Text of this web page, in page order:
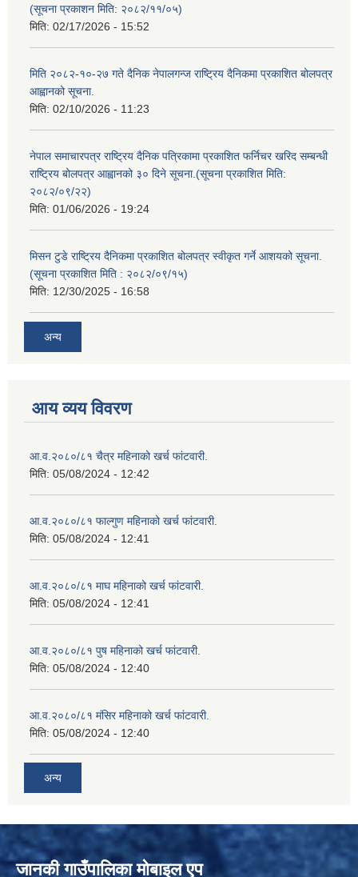
(सूचना प्रकाशन मिति: २०८२/११/०५)
मिति: 02/17/2026 - 15:52
मिति २०८२-१०-२७ गते दैनिक नेपालगन्ज राष्ट्रिय दैनिकमा प्रकाशित बोलपत्र
आह्वानको सूचना.
मिति: 02/10/2026 - 11:23
नेपाल समाचारपत्र राष्ट्रिय दैनिक पत्रिकामा प्रकाशित फर्निचर खरिद सम्बन्धी
राष्ट्रिय बोलपत्र आह्वानको ३० दिने सूचना.(सूचना प्रकाशित मिति:
२०८२/०९/२२)
मिति: 01/06/2026 - 19:24
मिसन टुडे राष्ट्रिय दैनिकमा प्रकाशित बोलपत्र स्वीकृत गर्ने आशयको सूचना.
(सूचना प्रकाशित मिति : २०८२/०९/१५)
मिति: 12/30/2025 - 16:58
अन्य
आय व्यय विवरण
आ.व.२०८०/८१ चैत्र महिनाको खर्च फांटवारी.
मिति: 05/08/2024 - 12:42
आ.व.२०८०/८१ फाल्गुण महिनाको खर्च फांटवारी.
मिति: 05/08/2024 - 12:41
आ.व.२०८०/८१ माघ महिनाको खर्च फांटवारी.
मिति: 05/08/2024 - 12:41
आ.व.२०८०/८१ पुष महिनाको खर्च फांटवारी.
मिति: 05/08/2024 - 12:40
आ.व.२०८०/८१ मंसिर महिनाको खर्च फांटवारी.
मिति: 05/08/2024 - 12:40
अन्य
जानकी गाउँपालिका मोबाइल एप